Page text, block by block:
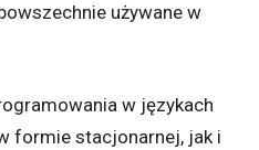
używane w
w językach
formie stacjonarnej, jak i